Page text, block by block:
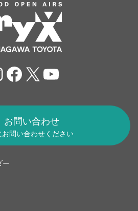
Facebook
X YouTube
お問い合わせ
お問い合わせください
ー